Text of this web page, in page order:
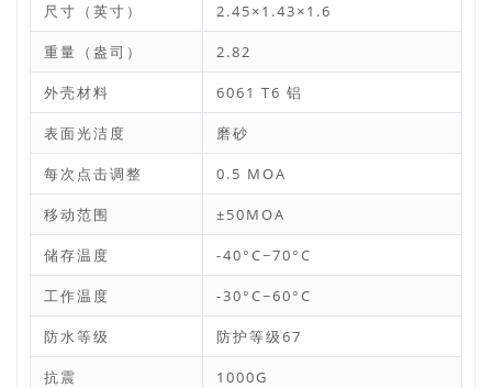
尺寸（英寸） 2.45×1.43×1.6
重量（盎司） 2.82
外壳材料 6061 T6 铝
表面光洁度 磨砂
每次点击调整 0.5 MOA
移动范围 ±50MOA
储存温度 -40°C~70°C
工作温度 -30°C~60°C
防水等级 防护等级67
抗震 1000G